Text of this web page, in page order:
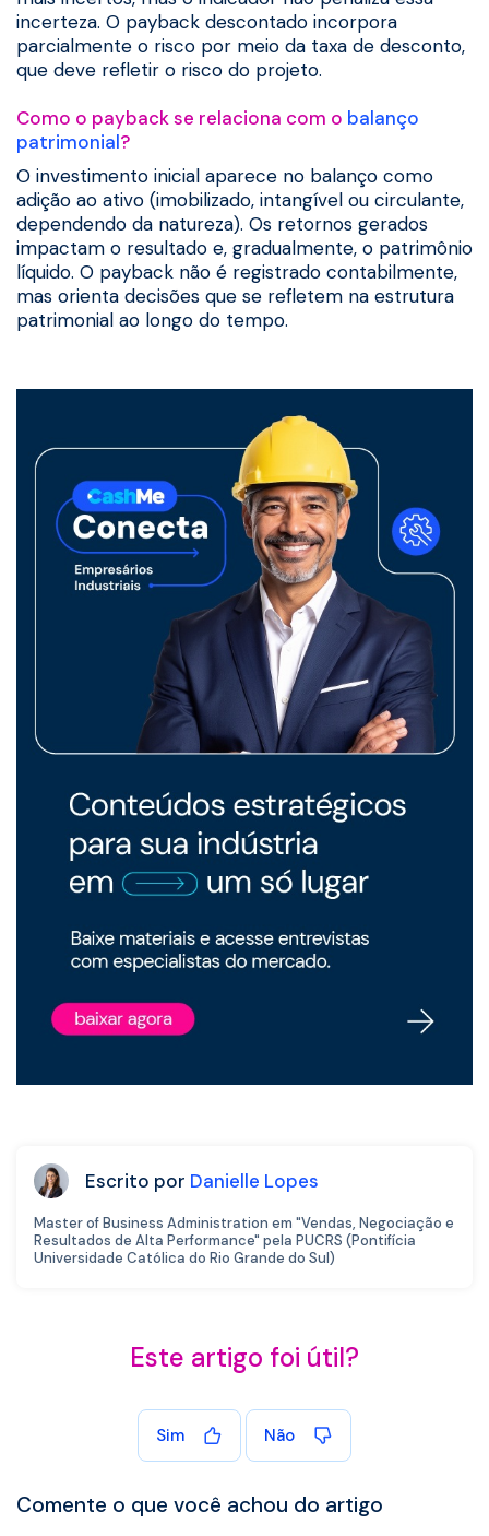
Escrito por Danielle Lopes
Master of Business Administration em "Vendas, Negociação e
Resultados de Alta Performance" pela PUCRS (Pontifícia
Universidade Católica do Rio Grande do Sul)
incerteza. O payback descontado incorpora
parcialmente o risco por meio da taxa de desconto,
que deve refletir o risco do projeto.
Como o payback se relaciona com o balanço
patrimonial?
O investimento inicial aparece no balanço como
adição ao ativo (imobilizado, intangível ou circulante,
dependendo da natureza). Os retornos gerados
impactam o resultado e, gradualmente, o patrimônio
líquido. O payback não é registrado contabilmente,
mas orienta decisões que se refletem na estrutura
patrimonial ao longo do tempo.
Este artigo foi útil?
Sim Não
Comente o que você achou do artigo